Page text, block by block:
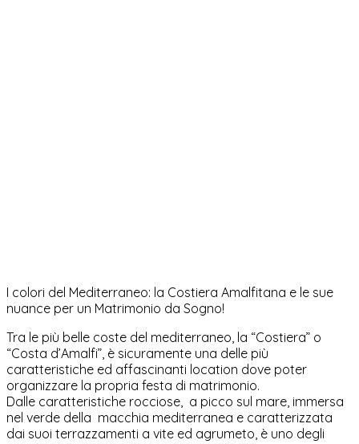
I colori del Mediterraneo: la Costiera Amalfitana e le sue
nuance per un Matrimonio da Sogno!
Tra le più belle coste del mediterraneo, la “Costiera” o
“Costa d’Amalfi”, è sicuramente una delle più
caratteristiche ed affascinanti location dove poter
organizzare la propria festa di matrimonio.
Dalle caratteristiche rocciose, a picco sul mare, immersa
nel verde della macchia mediterranea e caratterizzata
dai suoi terrazzamenti a vite ed agrumeto, è uno degli